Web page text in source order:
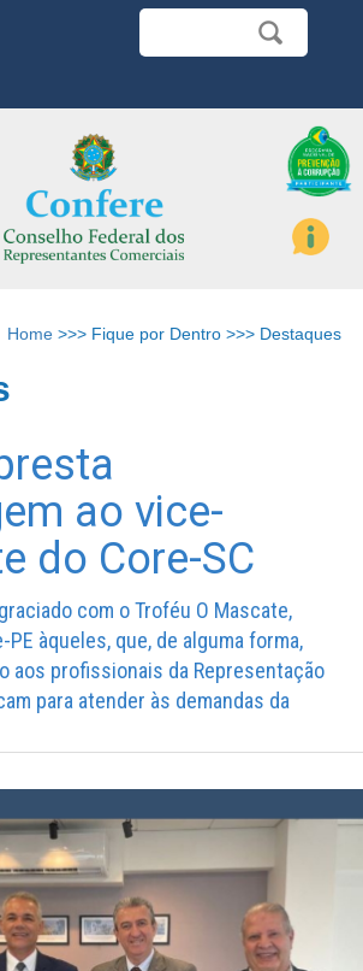
Home >>> Fique por Dentro >>> Destaques
ao vice-
do Core-SC
com o Troféu O Mascate,
àqueles, que, de alguma forma,
aos profissionais da Representação
para atender às demandas da